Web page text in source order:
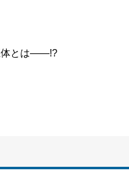
体とは――!?